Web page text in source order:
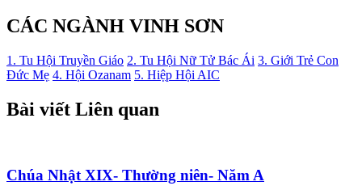
CÁC NGÀNH VINH SƠN
1. Tu Hội Truyền Giáo 2. Tu Hội Nữ Tử Bác Ái 3. Giới Trẻ Con
Đức Mẹ 4. Hội Ozanam 5. Hiệp Hội AIC
Bài viết Liên quan
Chúa Nhật XIX- Thường niên- Năm A